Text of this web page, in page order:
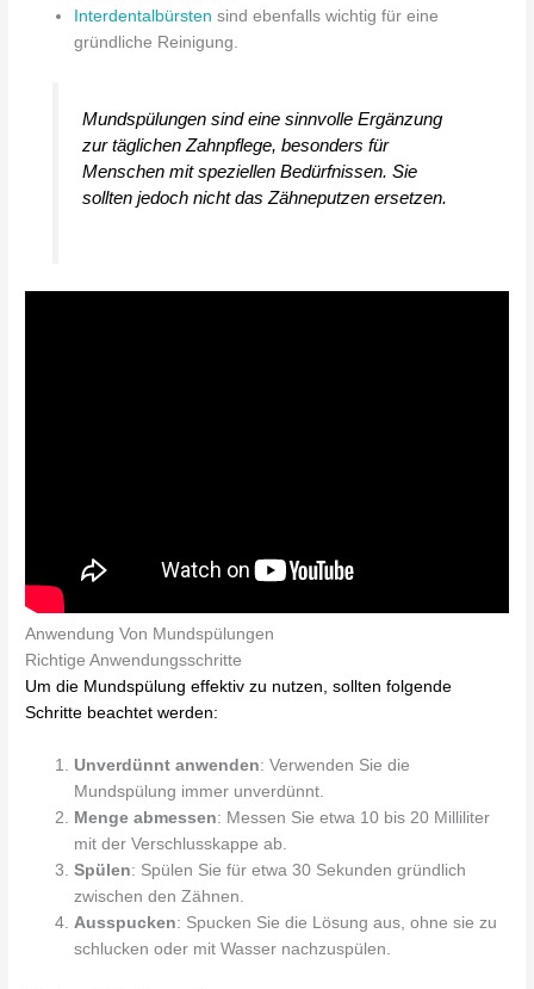
Interdentalbürsten sind ebenfalls wichtig für eine
gründliche Reinigung.
Mundspülungen sind eine sinnvolle Ergänzung
zur täglichen Zahnpflege, besonders für
Menschen mit speziellen Bedürfnissen. Sie
sollten jedoch nicht das Zähneputzen ersetzen.
Anwendung Von Mundspülungen
Richtige Anwendungsschritte
Um die Mundspülung effektiv zu nutzen, sollten folgende
Schritte beachtet werden:
Unverdünnt anwenden: Verwenden Sie die
Mundspülung immer unverdünnt.
Menge abmessen: Messen Sie etwa 10 bis 20 Milliliter
mit der Verschlusskappe ab.
Spülen: Spülen Sie für etwa 30 Sekunden gründlich
zwischen den Zähnen.
Ausspucken: Spucken Sie die Lösung aus, ohne sie zu
schlucken oder mit Wasser nachzuspülen.